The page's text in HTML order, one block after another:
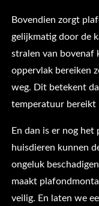
Bovendien zorgt
gelijkmatig door de
stralen van bovenaf
oppervlak bereiken
weg. Dit betekent
temperatuur bereikt
En dan is er nog
huisdieren kunnen
ongeluk
maakt
veilig. En laten we